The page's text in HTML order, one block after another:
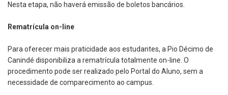
Nesta etapa, não haverá emissão de boletos bancários.
Rematrícula on-line
Para oferecer mais praticidade aos estudantes, a Pio Décimo de
Canindé disponibiliza a rematrícula totalmente on-line. O
procedimento pode ser realizado pelo Portal do Aluno, sem a
necessidade de comparecimento ao campus.